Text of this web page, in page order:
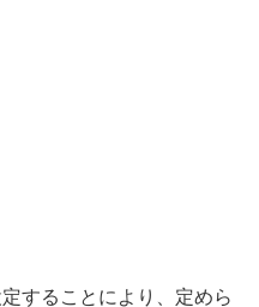
することにより、定めら